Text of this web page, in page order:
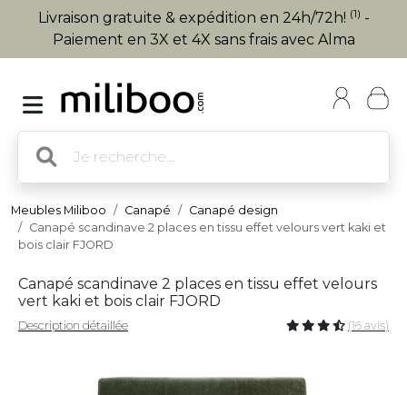
Livraison gratuite & expédition en 24h/72h! (1) -
Paiement en 3X et 4X sans frais avec Alma
Meubles Miliboo Canapé
Canapé design
Canapé scandinave 2 places en tissu effet velours vert kaki et
bois clair FJORD
Canapé scandinave 2 places en tissu effet velours
vert kaki et bois clair FJORD
Description détaillée (16 avis)